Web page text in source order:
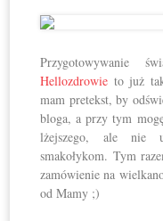
Przygotowywanie
Hellozdrowie to już
mam pretekst, by
bloga, a przy tym
lżejszego, ale nie
smakołykom. Tym
zamówienie na
od Mamy ;)